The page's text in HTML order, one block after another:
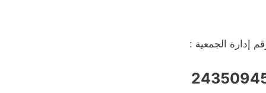
إدارة الجمعية :